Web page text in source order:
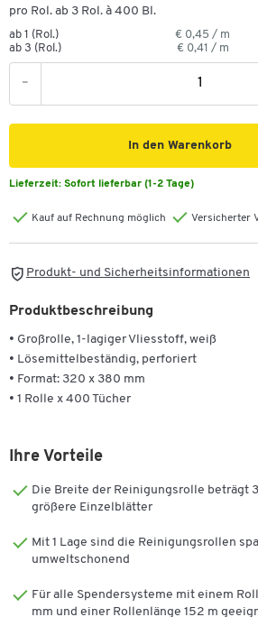
pro Rol. ab 3 Rol. à 400 Bl.
ab 1 (Rol.) € 0,45 / m
ab 3 (Rol.)
€ 0,41 / m
-
In den Warenkorb
Lieferzeit: Sofort lieferbar (1-2 Tage)
Kauf auf Rechnung möglich Versicherter
Produkt- und Sicherheitsinformationen
Produktbeschreibung
• Großrolle, 1-lagiger Vliesstoff, weiß
• Lösemittelbeständig, perforiert
• Format: 320 x 380 mm
• 1 Rolle x 400 Tücher
Ihre Vorteile
Die Breite der Reinigungsrolle beträgt
größere Einzelblätter
Mit 1 Lage sind die Reinigungsrollen
umweltschonend
Für alle Spendersysteme mit einem
mm und einer Rollenlänge 152 m